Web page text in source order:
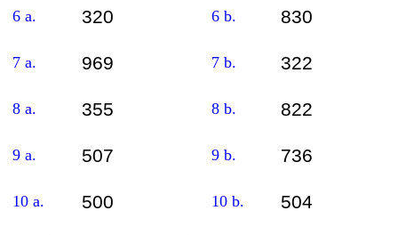
6 a. 320 6 b. 830
7 a. 969 7 b. 322
8 a. 355 8 b. 822
9 a. 507 9 b. 736
10 a. 500 10 b. 504